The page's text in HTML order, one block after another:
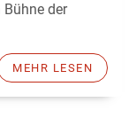
der
MEHR LESEN